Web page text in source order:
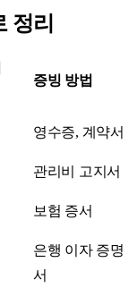
정리
증빙 방법
영수증, 계약서
관리비 고지서
보험 증서
은행 이자 증명
서